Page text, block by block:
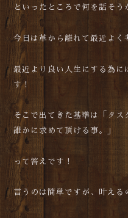
といったところで何を話そう
今日は革から離れて最近よく
最近より良い人生にする為に
す！
そこで出てきた基準は「タス
誰かに求めて頂ける事。」
って答えです！
言うのは簡単ですが、叶える